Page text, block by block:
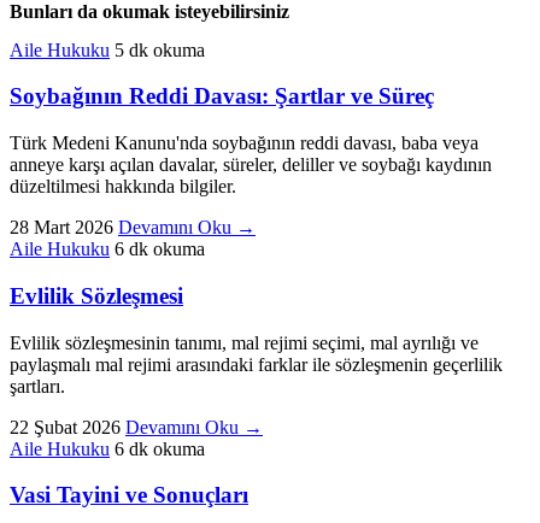
Bunları da okumak isteyebilirsiniz
Aile Hukuku 5 dk okuma
Soybağının Reddi Davası: Şartlar ve Süreç
Türk Medeni Kanunu'nda soybağının reddi davası, baba veya
anneye karşı açılan davalar, süreler, deliller ve soybağı kaydının
düzeltilmesi hakkında bilgiler.
28 Mart 2026 Devamını Oku →
Aile Hukuku 6 dk okuma
Evlilik Sözleşmesi
Evlilik sözleşmesinin tanımı, mal rejimi seçimi, mal ayrılığı ve
paylaşmalı mal rejimi arasındaki farklar ile sözleşmenin geçerlilik
şartları.
22 Şubat 2026 Devamını Oku →
Aile Hukuku 6 dk okuma
Vasi Tayini ve Sonuçları